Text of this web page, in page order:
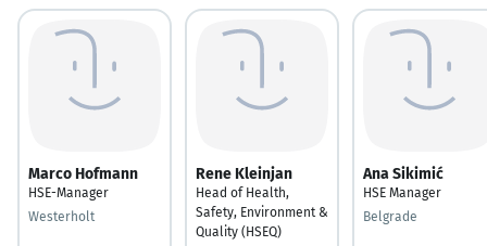
Marco Hofmann
HSE-Manager
Westerholt
Rene Kleinjan
Head of Health,
Safety, Environment &
Quality (HSEQ)
Ana Sikimić
HSE Manager
Belgrade